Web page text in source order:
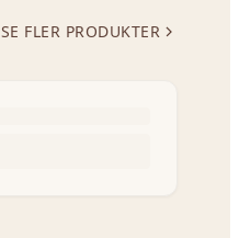
SE FLER PRODUKTER